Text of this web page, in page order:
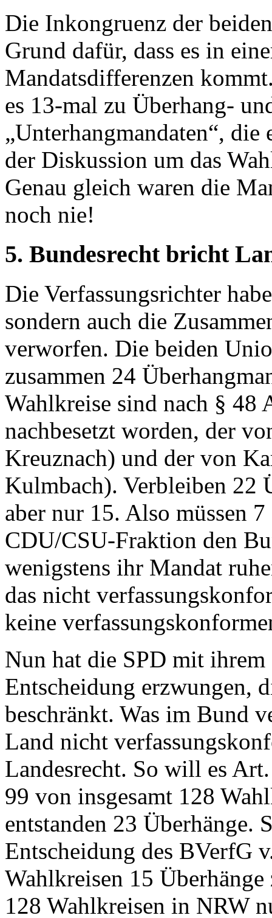
Die Inkongruenz der
Grund dafür, dass es in
Mandatsdifferenzen
es 13-mal zu Überhang-
„Unterhangmandaten“,
der Diskussion um das
Genau gleich waren die
noch nie!
5. Bundesrecht bricht
Die Verfassungsrichter
sondern auch die
verworfen. Die beiden
zusammen 24
Wahlkreise sind nach § 48
nachbesetzt worden, der
Kreuznach) und der von
Kulmbach). Verbleiben 22
aber nur 15. Also müssen
CDU/CSU-Fraktion den
wenigstens ihr Mandat
das nicht
keine
Nun hat die SPD mit
Entscheidung erzwungen,
beschränkt. Was im Bund
Land nicht
Landesrecht. So will es
99 von insgesamt 128
entstanden 23 Überhänge.
Entscheidung des BVerfG
Wahlkreisen 15
128 Wahlkreisen in NRW